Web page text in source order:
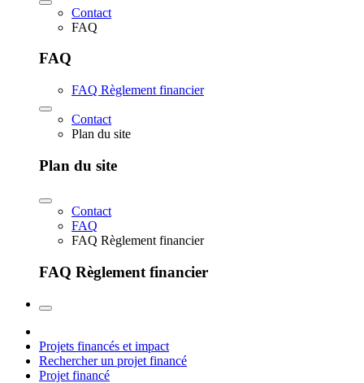
Contact
FAQ
FAQ
FAQ Règlement financier
Contact
Plan du site
Plan du site
Contact
FAQ
FAQ Règlement financier
FAQ Règlement financier
Projets financés et impact
Rechercher un projet financé
Projet financé